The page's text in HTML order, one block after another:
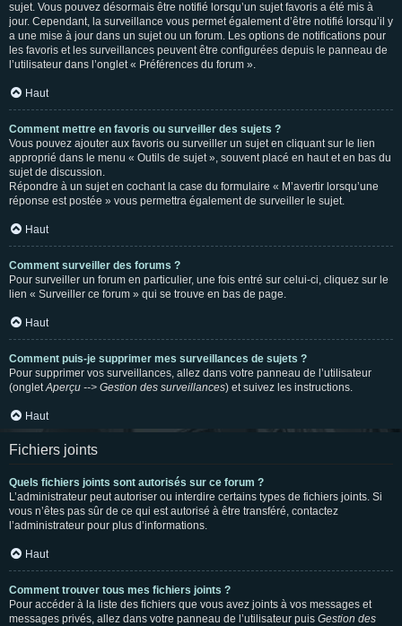
sujet. Vous pouvez désormais être notifié lorsqu’un sujet favoris a été mis à
jour. Cependant, la surveillance vous permet également d’être notifié lorsqu’il y
a une mise à jour dans un sujet ou un forum. Les options de notifications pour
les favoris et les surveillances peuvent être configurées depuis le panneau de
l’utilisateur dans l’onglet « Préférences du forum ».
Haut
Comment mettre en favoris ou surveiller des sujets ?
Vous pouvez ajouter aux favoris ou surveiller un sujet en cliquant sur le lien
approprié dans le menu « Outils de sujet », souvent placé en haut et en bas du
sujet de discussion.
Répondre à un sujet en cochant la case du formulaire « M’avertir lorsqu’une
réponse est postée » vous permettra également de surveiller le sujet.
Haut
Comment surveiller des forums ?
Pour surveiller un forum en particulier, une fois entré sur celui-ci, cliquez sur le
lien « Surveiller ce forum » qui se trouve en bas de page.
Haut
Comment puis-je supprimer mes surveillances de sujets ?
Pour supprimer vos surveillances, allez dans votre panneau de l’utilisateur
(ongletAperçu --> Gestion des surveillances) et suivez les instructions.
Haut
Fichiers joints
Quels fichiers joints sont autorisés sur ce forum ?
L’administrateur peut autoriser ou interdire certains types de fichiers joints. Si
vous n’êtes pas sûr de ce qui est autorisé à être transféré, contactez
l’administrateur pour plus d’informations.
Haut
Comment trouver tous mes fichiers joints ?
Pour accéder à la liste des fichiers que vous avez joints à vos messages et
messages privés, allez dans votre panneau de l’utilisateur puis Gestion des